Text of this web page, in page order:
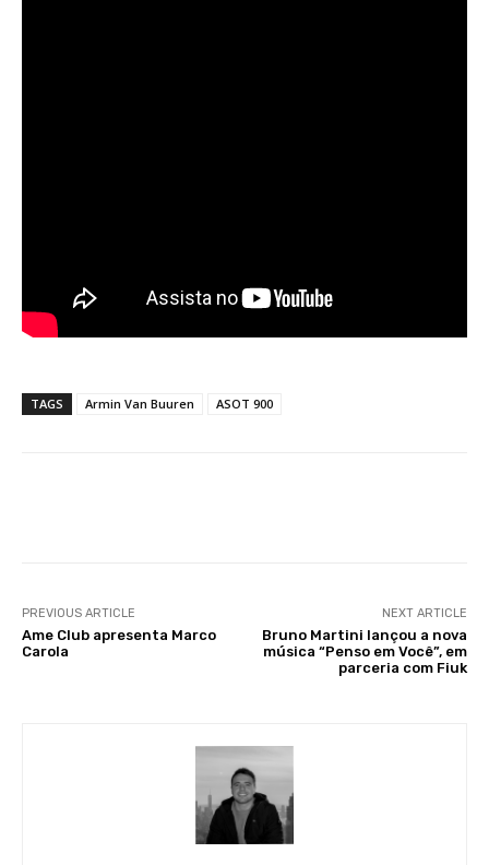
TAGS Armin Van Buuren ASOT 900
PREVIOUS ARTICLE
Ame Club apresenta Marco
Carola
NEXT ARTICLE
Bruno Martini lançou a nova
música “Penso em Você”, em
parceria com Fiuk